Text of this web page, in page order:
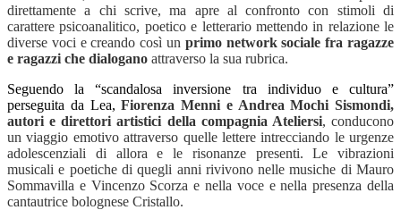
direttamente a chi scrive, ma apre al confronto con stimoli di
carattere psicoanalitico, poetico e letterario mettendo in relazione le
diverse voci e creando così un primo network sociale fra ragazze
e ragazzi che dialogano attraverso la sua rubrica.
Seguendo la “scandalosa inversione tra individuo e cultura”
perseguita da Lea,Fiorenza Menni e Andrea Mochi Sismondi,
autori e direttori artistici della compagnia Ateliersi, conducono
un viaggio emotivo attraverso quelle lettere intrecciando le urgenze
adolescenziali di allora e le risonanze presenti. Le vibrazioni
musicali e poetiche di quegli anni rivivono nelle musiche di Mauro
Sommavilla e Vincenzo Scorza e nella voce e nella presenza della
cantautrice bolognese Cristallo.